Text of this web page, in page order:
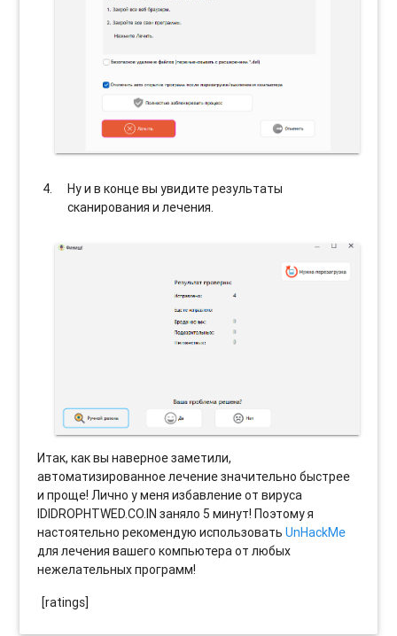
Ну и в конце вы увидите результаты
сканирования и лечения.
Итак, как вы наверное заметили,
автоматизированное лечение значительно быстрее
и проще! Лично у меня избавление от вируса
IDIDROPHTWED.CO.IN заняло 5 минут! Поэтому я
настоятельно рекомендую использоватьUnHackMe
для лечения вашего компьютера от любых
нежелательных программ!
[ratings]